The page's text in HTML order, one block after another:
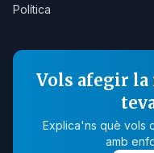
Política
Vols afegir la
Explica'ns què vols
amb